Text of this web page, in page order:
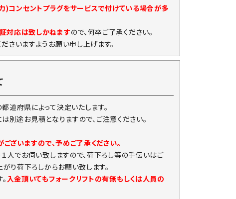
コンセントプラグをサービスで付けている場合が多
対応は致しかねますので、何卒ご了承ください。
いますようお願い申し上げます。
道府県によって決定いたします。
途お見積となりますので、ご注意ください。
ざいますので、予めご了承ください。
人でお伺い致しますので、荷下ろし等の手伝いはご
り荷下ろしからお願い致します。
入金頂いてもフォークリフトの有無もしくは人員の